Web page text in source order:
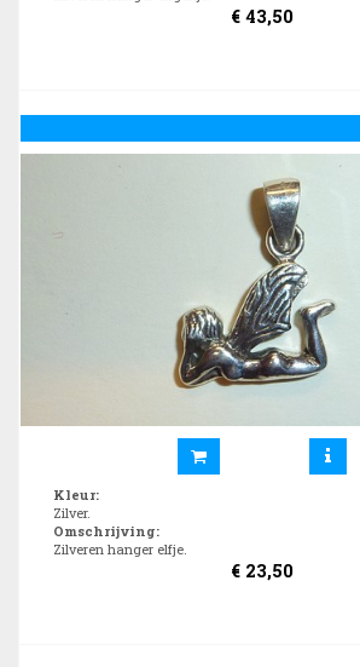
€ 43,50
Kleur:
Zilver.
Omschrijving:
Zilveren hanger elfje.
€ 23,50